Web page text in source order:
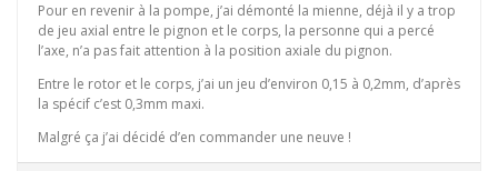
Pour en revenir à la pompe, j’ai démonté la mienne, déjà il y a trop
de jeu axial entre le pignon et le corps, la personne qui a percé
l’axe, n’a pas fait attention à la position axiale du pignon.
Entre le rotor et le corps, j’ai un jeu d’environ 0,15 à 0,2mm, d’après
la spécif c’est 0,3mm maxi.
Malgré ça j’ai décidé d’en commander une neuve !